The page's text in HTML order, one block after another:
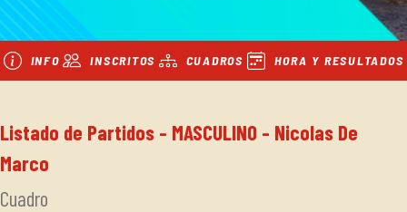
INFO INSCRITOS CUADROS HORA Y RESULTADOS
Listado de Partidos - MASCULINO - Nicolas De
Marco
Cuadro